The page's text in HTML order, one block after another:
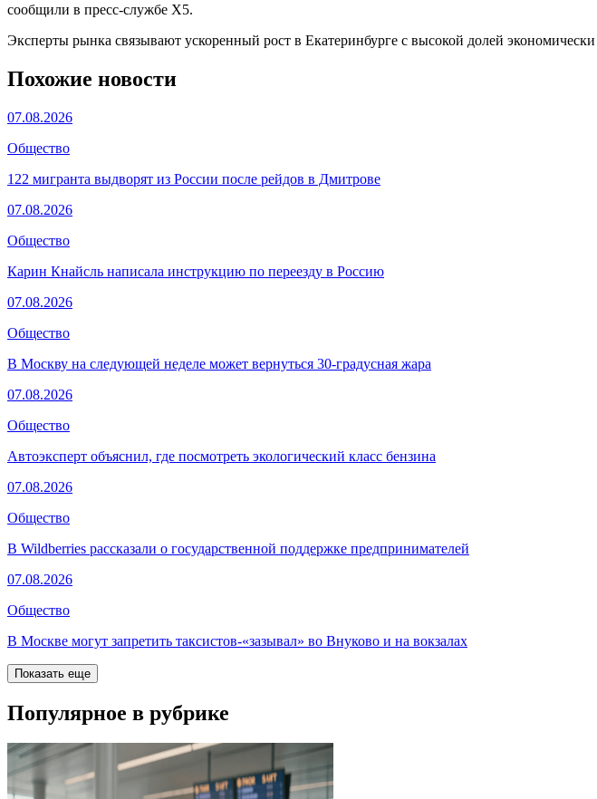
сообщили в пресс-службе X5.
Эксперты рынка связывают ускоренный рост в Екатеринбурге с высокой долей
Похожие новости
07.08.2026
Общество
122 мигранта выдворят из России после рейдов в Дмитрове
07.08.2026
Общество
Карин Кнайсль написала инструкцию по переезду в Россию
07.08.2026
Общество
В Москву на следующей неделе может вернуться 30-градусная жара
07.08.2026
Общество
Автоэксперт объяснил, где посмотреть экологический класс бензина
07.08.2026
Общество
В Wildberries рассказали о государственной поддержке предпринимателей
07.08.2026
Общество
В Москве могут запретить таксистов-«зазывал» во Внуково и на вокзалах
Показать еще
Популярное в рубрике